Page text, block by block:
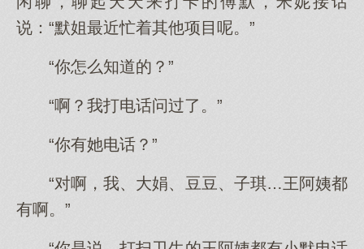
说：“默姐最近忙着其他项目呢。”
“你怎么知道的？”
“啊？我打电话问过了。”
“你有她电话？”
“对啊，我、大娟、豆豆、子琪…王阿姨都
有啊。”